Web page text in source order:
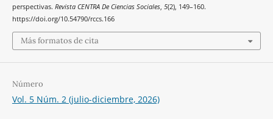
perspectivas. Revista CENTRA De Ciencias Sociales, 5(2), 149–160.
https://doi.org/10.54790/rccs.166
Más formatos de cita
Número
Vol. 5 Núm. 2 (julio-diciembre, 2026)